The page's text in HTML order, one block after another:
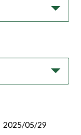
2025/05/29